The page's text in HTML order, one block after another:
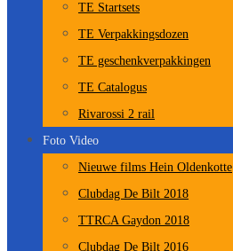
TE Startsets
TE Verpakkingsdozen
TE geschenkverpakkingen
TE Catalogus
Rivarossi 2 rail
Foto Video
Nieuwe films Hein Oldenkotte
Clubdag De Bilt 2018
TTRCA Gaydon 2018
Clubdag De Bilt 2016